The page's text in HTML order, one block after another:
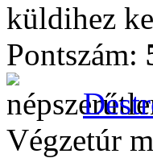
küldihez
Pontszám:
Végzetúr